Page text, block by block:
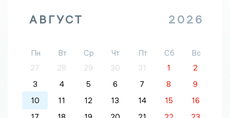
АВГУСТ 2026
Пн Вт Ср Чт Пт Сб
Вс
27
28 29 30 31 1
2
3
4 5 6 7 8
9
10
11 12 13 14 15
16